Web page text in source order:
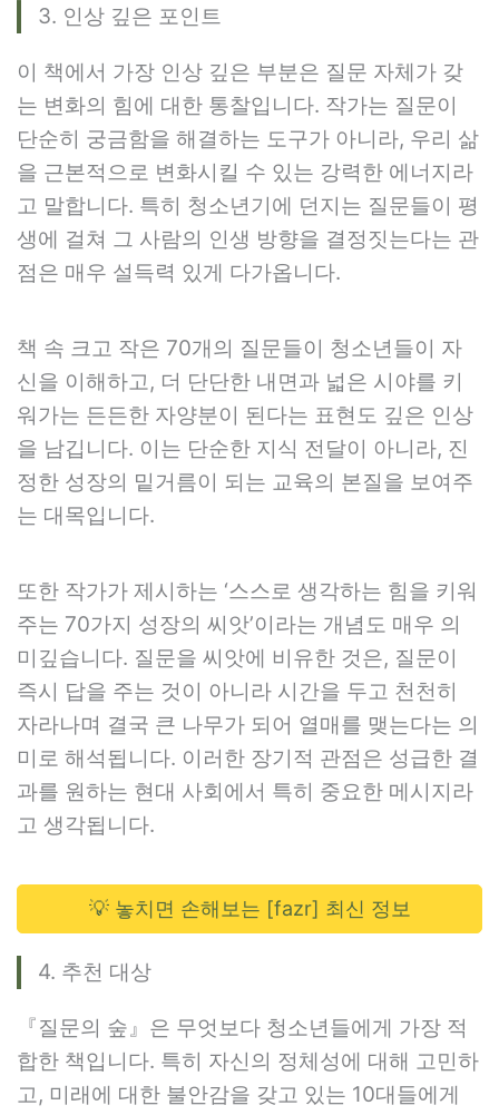
3. 인상 깊은 포인트
이 책에서 가장 인상 깊은 부분은 질문 자체가 갖
는 변화의 힘에 대한 통찰입니다. 작가는 질문이
단순히 궁금함을 해결하는 도구가 아니라, 우리 삶
을 근본적으로 변화시킬 수 있는 강력한 에너지라
고 말합니다. 특히 청소년기에 던지는 질문들이 평
생에 걸쳐 그 사람의 인생 방향을 결정짓는다는 관
점은 매우 설득력 있게 다가옵니다.
책 속 크고 작은 70개의 질문들이 청소년들이 자
신을 이해하고, 더 단단한 내면과 넓은 시야를 키
워가는 든든한 자양분이 된다는 표현도 깊은 인상
을 남깁니다. 이는 단순한 지식 전달이 아니라, 진
정한 성장의 밑거름이 되는 교육의 본질을 보여주
는 대목입니다.
또한 작가가 제시하는 ‘스스로 생각하는 힘을 키워
주는 70가지 성장의 씨앗’이라는 개념도 매우 의
미깊습니다. 질문을 씨앗에 비유한 것은, 질문이
즉시 답을 주는 것이 아니라 시간을 두고 천천히
자라나며 결국 큰 나무가 되어 열매를 맺는다는 의
미로 해석됩니다. 이러한 장기적 관점은 성급한 결
과를 원하는 현대 사회에서 특히 중요한 메시지라
고 생각됩니다.
💡 놓치면 손해보는 [fazr] 최신 정보
4. 추천 대상
『질문의 숲』은 무엇보다 청소년들에게 가장 적
합한 책입니다. 특히 자신의 정체성에 대해 고민하
고, 미래에 대한 불안감을 갖고 있는 10대들에게